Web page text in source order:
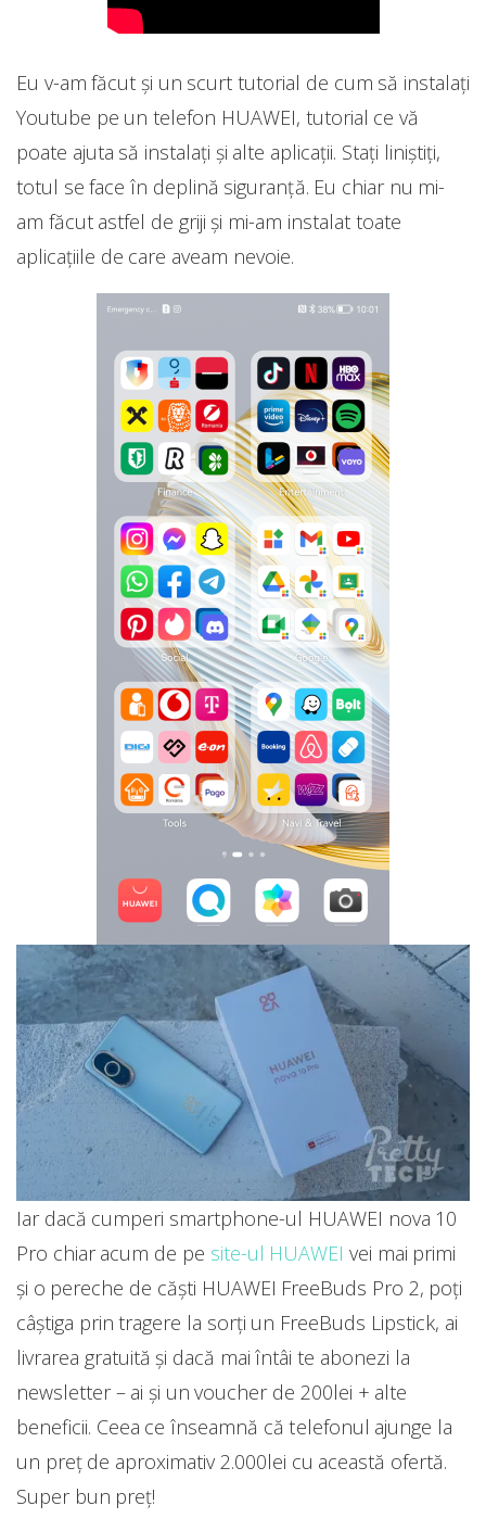
Eu v-am făcut și un scurt tutorial de cum să instalați
Youtube pe un telefon HUAWEI, tutorial ce vă
poate ajuta să instalați și alte aplicații. Stați liniștiți,
totul se face în deplină siguranță. Eu chiar nu mi-
am făcut astfel de griji și mi-am instalat toate
aplicațiile de care aveam nevoie.
Iar dacă cumperi smartphone-ul HUAWEI nova 10
Pro chiar acum de pe site-ul HUAWEI vei mai primi
și o pereche de căști HUAWEI FreeBuds Pro 2, poți
câștiga prin tragere la sorți un FreeBuds Lipstick, ai
livrarea gratuită și dacă mai întâi te abonezi la
newsletter – ai și un voucher de 200lei + alte
beneficii. Ceea ce înseamnă că telefonul ajunge la
un preț de aproximativ 2.000lei cu această ofertă.
Super bun preț!